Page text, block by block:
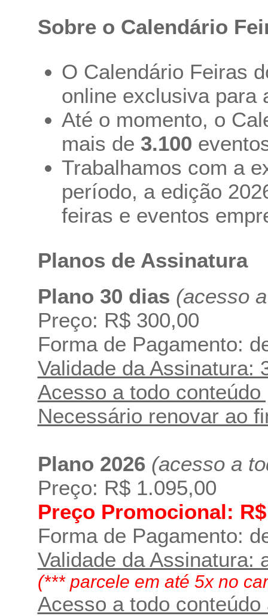
Sobre o Calendário
O Calendário Feiras
online exclusiva para
Até o momento, o
mais de 3.100
Trabalhamos com a
período, a edição
feiras e eventos
Planos de Assinatura
Plano 30 dias (acesso
Preço: R$ 300,00
Forma de Pagamento:
Validade da Assinatura:
Acesso a todo conteúdo
Necessário renovar ao
Plano 2026 (acesso a
Preço: R$ 1.095,00
Preço Promocional:
Forma de Pagamento:
Validade da Assinatura:
(*** parcele em até 5x no
Acesso a todo